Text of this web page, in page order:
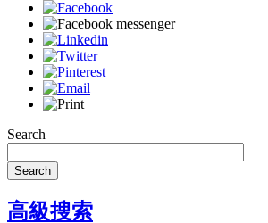
Search
Search
高級搜索